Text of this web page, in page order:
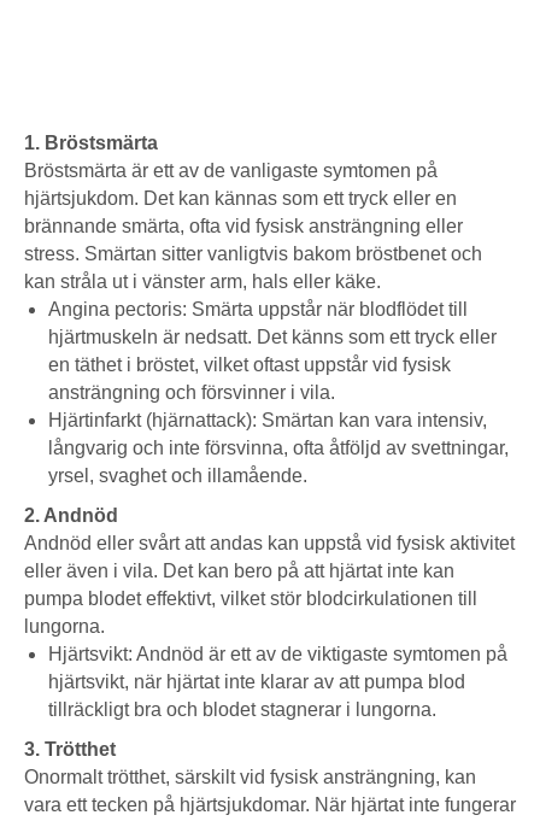
1. Bröstsmärta
Bröstsmärta är ett av de vanligaste symtomen på
hjärtsjukdom. Det kan kännas som ett tryck eller en
brännande smärta, ofta vid fysisk ansträngning eller
stress. Smärtan sitter vanligtvis bakom bröstbenet och
kan stråla ut i vänster arm, hals eller käke.
Angina pectoris: Smärta uppstår när blodflödet till
hjärtmuskeln är nedsatt. Det känns som ett tryck eller
en täthet i bröstet, vilket oftast uppstår vid fysisk
ansträngning och försvinner i vila.
Hjärtinfarkt (hjärnattack): Smärtan kan vara intensiv,
långvarig och inte försvinna, ofta åtföljd av svettningar,
yrsel, svaghet och illamående.
2. Andnöd
Andnöd eller svårt att andas kan uppstå vid fysisk aktivitet
eller även i vila. Det kan bero på att hjärtat inte kan
pumpa blodet effektivt, vilket stör blodcirkulationen till
lungorna.
Hjärtsvikt: Andnöd är ett av de viktigaste symtomen på
hjärtsvikt, när hjärtat inte klarar av att pumpa blod
tillräckligt bra och blodet stagnerar i lungorna.
3. Trötthet
Onormalt trötthet, särskilt vid fysisk ansträngning, kan
vara ett tecken på hjärtsjukdomar. När hjärtat inte fungerar